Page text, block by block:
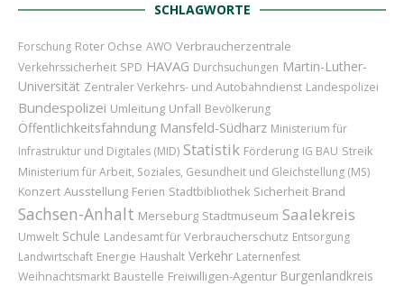
SCHLAGWORTE
Forschung Roter Ochse AWO Verbraucherzentrale
Verkehrssicherheit SPD HAVAG Durchsuchungen Martin-Luther-
Universität Zentraler Verkehrs- und Autobahndienst Landespolizei
Bundespolizei Umleitung Unfall Bevölkerung
Öffentlichkeitsfahndung Mansfeld-Südharz Ministerium für
Infrastruktur und Digitales (MID) Statistik Förderung IG BAU Streik
Ministerium für Arbeit, Soziales, Gesundheit und Gleichstellung (MS)
Konzert Ausstellung Ferien Stadtbibliothek Sicherheit Brand
Sachsen-Anhalt Merseburg Stadtmuseum Saalekreis
Umwelt Schule Landesamt für Verbraucherschutz Entsorgung
Landwirtschaft Energie Haushalt Verkehr Laternenfest
Weihnachtsmarkt Baustelle Freiwilligen-Agentur Burgenlandkreis